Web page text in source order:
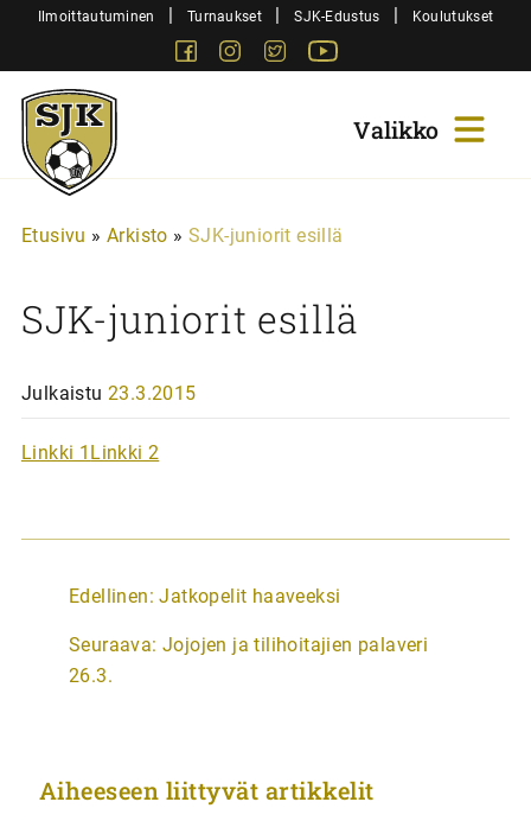
SiirryIlmoittautuminen | Turnaukset | SJK-Edustus | Koulutukset
FacebookInstagram
Twitter
Sjk-
Juniorit
Etusivu » Arkisto » SJK-juniorit esillä
SJK-juniorit esillä
Julkaistu 23.3.2015
Linkki 1 Linkki 2
A
t
i
e
Edellinen: Jatkopelit haaveeksi
Seuraava: Jojojen ja tilihoitajien palaveri
26.3.
Aiheeseen liittyvät artikkelit